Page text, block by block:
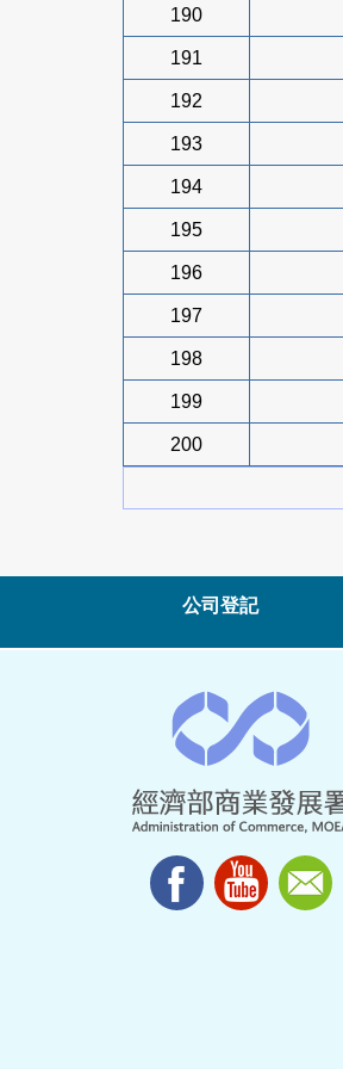
190
191
192
193
194
195
196
197
198
199
200
公司登記